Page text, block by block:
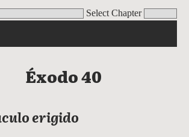
Select Chapter
Éxodo 40
erigido